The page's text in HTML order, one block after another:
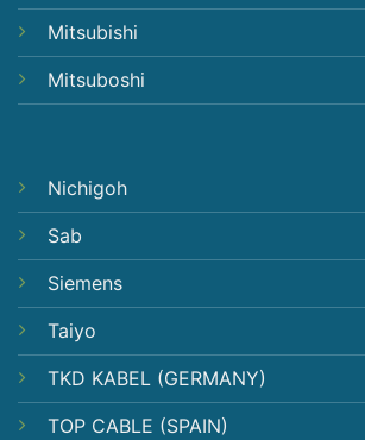
Mitsubishi
Mitsuboshi
Nichigoh
Sab
Siemens
Taiyo
TKD KABEL (GERMANY)
TOP CABLE (SPAIN)